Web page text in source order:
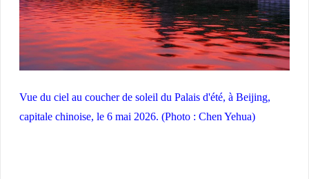
Vue du ciel au coucher de soleil du Palais d'été, à Beijing,
capitale chinoise, le 6 mai 2026. (Photo : Chen Yehua)